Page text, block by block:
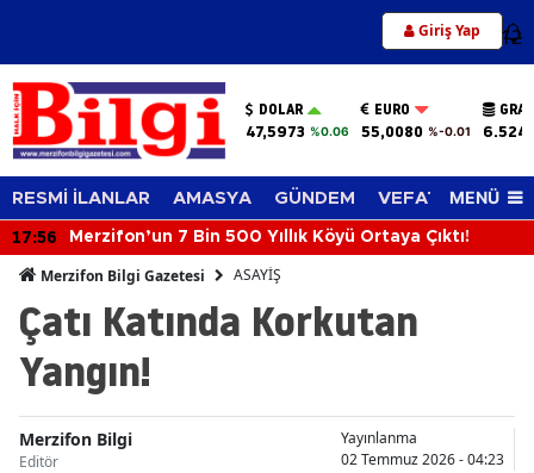
Giriş Yap 12
DOLAR
47,5973 %0.06
EURO
55,0080 %-0.01
RESMİ İLANLAR AMASYA GÜNDEM VEFAT EDENLER
MENÜ
17:56 Merzifon’un 7 Bin 500 Yıllık Köyü Ortaya Çıktı!
Merzifon Bilgi Gazetesi ASAYİŞ
Çatı Katında Korkutan
Yangın!
Merzifon Bilgi
Editör
Yayınlanma
02 Temmuz 2026 - 04:23